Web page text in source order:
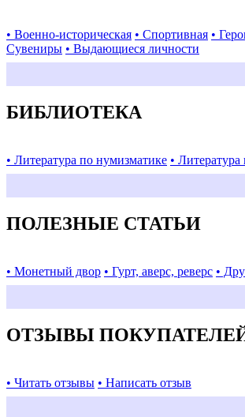
• Военно-историческая • Спортивная •
Сувениры • Выдающиеся личности
БИБЛИОТЕКА
• Литература по нумизматике •
ПОЛЕЗНЫЕ СТАТЬИ
• Монетный двор • Гурт, аверс, реверс •
ОТЗЫВЫ
• Читать отзывы • Написать отзыв